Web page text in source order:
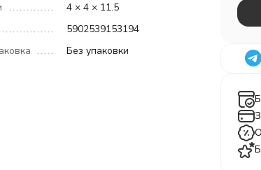
4 × 4 × 11.5
5902539153194
Без упаковки